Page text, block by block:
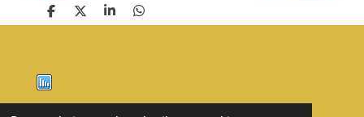
D
e
D
e
S
h
D
e